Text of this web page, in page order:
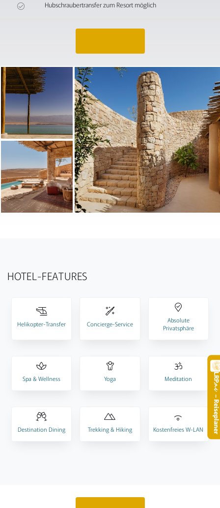
–
Hubschraubertransfer zum Resort möglich
HOTEL-FEATURES
Helikopter-Transfer Concierge-Service
Absolute
Privatsphäre
Spa & Wellness Yoga Meditation
Destination Dining Trekking & Hiking Kostenfreies W-LAN